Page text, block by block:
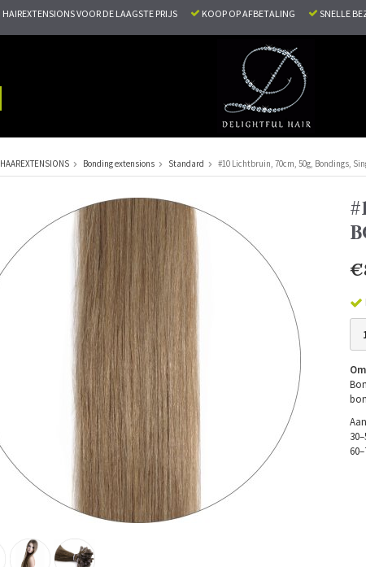
HAIREXTENSIONS VOOR DE LAAGSTE PRIJS KOOP OP AFBETALING SNELLE
HAAREXTENSIONS Bonding extensions Standard #10 Lichtbruin, 70cm, 50g, Bondings,